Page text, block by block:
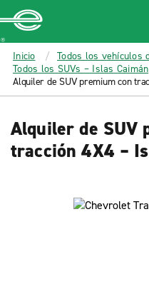
MAIN
CONTENT
Enterprise
Inicio
Todos los vehículos
Todos los SUVs – Islas Caimán
Alquiler de SUV premium con
Alquiler de SUV
tracción 4X4 –